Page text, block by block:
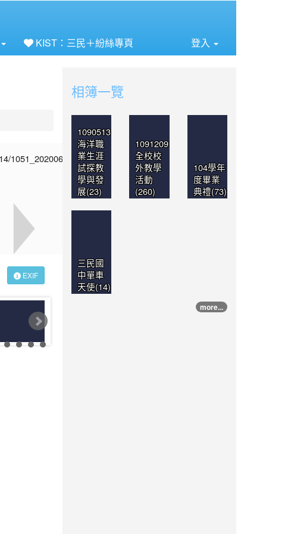
KIST：三民＋紛絲專頁 登入
EXIF
相簿一覽
1090513
海洋職
業生涯
試探教
學與發
展(23)
1091209
全校校
外教學
活動
(260)
104學年
度畢業
典禮(73)
三民國
中單車
天使(14)
more...